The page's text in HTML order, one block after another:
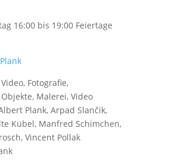
16:00 bis 19:00 Feiertage
Fotografie,
Malerei, Video
Plank, Arpad Slančik,
Kübel, Manfred Schimchen,
Vincent Pollak